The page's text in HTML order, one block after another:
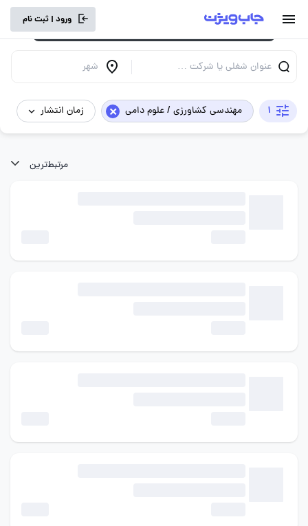
ورود | ثبت نام
عنوان شغلی یا شرکت … شهر
1 مهندسی کشاورزی / علوم دامی × زمان انتشار
برای تجربه کاربری بهتر و سرعت بالاتر، vpn
خود را خاموش کنید.